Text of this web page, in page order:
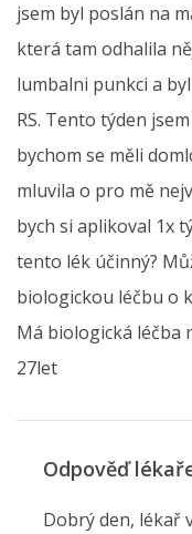
jsem byl poslán na
která tam odhalila
lumbalni punkci a
RS. Tento týden
bychom se měli
mluvila o pro mě
bych si aplikoval 1x
tento lék účinný?
biologickou léčbu o
Má biologická léčba
27let
Odpověď
Dobrý den, lékař